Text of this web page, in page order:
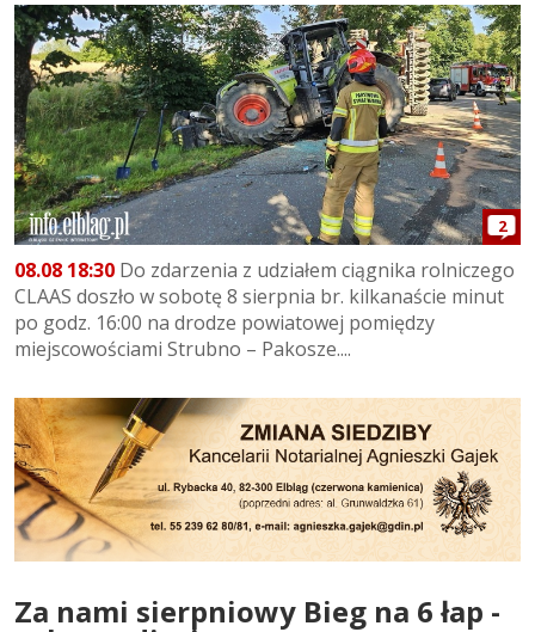
2
08.08 18:30 Do zdarzenia z udziałem ciągnika rolniczego
CLAAS doszło w sobotę 8 sierpnia br. kilkanaście minut
po godz. 16:00 na drodze powiatowej pomiędzy
miejscowościami Strubno – Pakosze....
Za nami sierpniowy Bieg na 6 łap -